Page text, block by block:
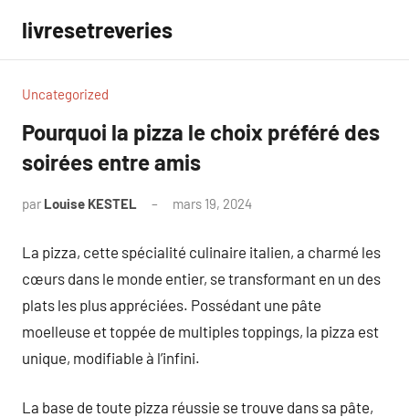
contenu
livresetreveries
Uncategorized
Pourquoi la pizza le choix préféré des
soirées entre amis
par Louise KESTEL mars 19, 2024
La pizza, cette spécialité culinaire italien, a charmé les
cœurs dans le monde entier, se transformant en un des
plats les plus appréciées. Possédant une pâte
moelleuse et toppée de multiples toppings, la pizza est
unique, modifiable à l’infini.
La base de toute pizza réussie se trouve dans sa pâte,